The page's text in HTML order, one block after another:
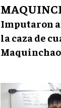
Imputaron
la caza de
Maquinchao